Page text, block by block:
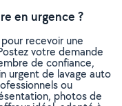
en urgence ?
recevoir une
votre demande
de confiance,
urgent de lavage auto
ou
photos de